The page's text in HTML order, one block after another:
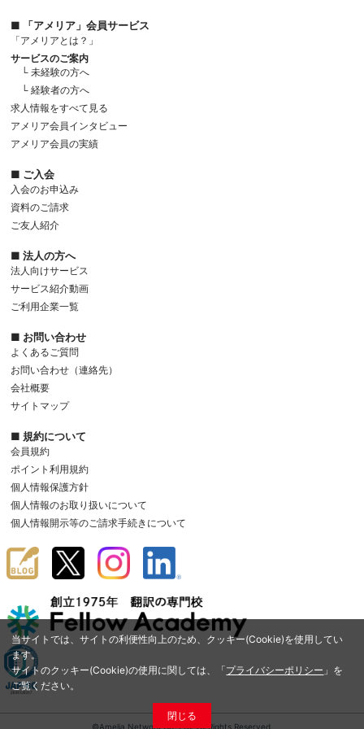
当サイトでは、サイトの利便性向上のため、クッキー(Cookie)を使用してい
ます。
サイトのクッキー(Cookie)の使用に関しては、「プライバシーポリシー 」を
ご覧ください。
閉じる
■ 「アメリア」会員サービス
「アメリアとは？」
サービスのご案内
└ 未経験の方へ
└ 経験者の方へ
求人情報をすべて見る
アメリア会員インタビュー
アメリア会員の実績
■ ご入会
入会のお申込み
資料のご請求
ご友人紹介
■ 法人の方へ
法人向けサービス
サービス紹介動画
ご利用企業一覧
■ お問い合わせ
よくあるご質問
お問い合わせ（連絡先）
会社概要
サイトマップ
■ 規約について
会員規約
ポイント利用規約
個人情報保護方針
個人情報のお取り扱いについて
個人情報開示等のご請求手続きについて
©Amelia Network Co.,Ltd. All Rights Reserved.